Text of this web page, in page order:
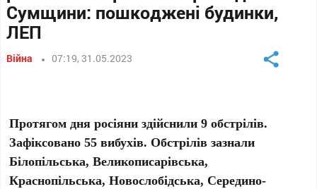
Сумщини: пошкоджені будинки,
ЛЕП
Війна 07:19, 31.05.2023
Протягом дня росіяни здійснили 9 обстрілів.
Зафіксовано 55 вибухів. Обстрілів зазнали
Білопільська, Великописарівська,
Краснопільська, Новослобідська, Середино-